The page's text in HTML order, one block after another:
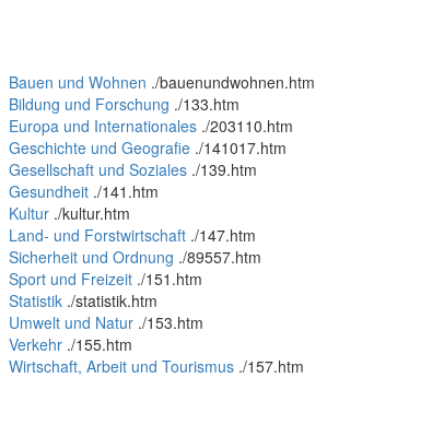
Bauen und Wohnen ./bauenundwohnen.htm
Bildung und Forschung ./133.htm
Europa und Internationales ./203110.htm
Geschichte und Geografie ./141017.htm
Gesellschaft und Soziales ./139.htm
Gesundheit ./141.htm
Kultur ./kultur.htm
Land- und Forstwirtschaft ./147.htm
Sicherheit und Ordnung ./89557.htm
Sport und Freizeit ./151.htm
Statistik ./statistik.htm
Umwelt und Natur ./153.htm
Verkehr ./155.htm
Wirtschaft, Arbeit und Tourismus ./157.htm